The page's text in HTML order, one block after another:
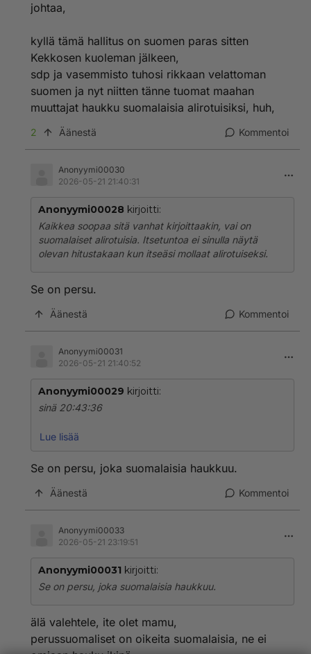
johtaa,
kyllä tämä hallitus on suomen paras sitten
Kekkosen kuoleman jälkeen,
sdp ja vasemmisto tuhosi rikkaan velattoman
suomen ja nyt niitten tänne tuomat maahan
muuttajat haukku suomalaisia alirotuisiksi, huh,
2 Äänestä Kommentoi
Anonyymi00030
2026-05-21 21:40:31
Anonyymi00028 kirjoitti:
Kaikkea soopaa sitä vanhat kirjoittaakin, vai on
suomalaiset alirotuisia. Itsetuntoa ei sinulla näytä
olevan hitustakaan kun itseäsi mollaat alirotuiseksi.
Se on persu.
Äänestä Kommentoi
Anonyymi00031
2026-05-21 21:40:52
Anonyymi00029 kirjoitti:
sinä 20:43:36
hei halooooo ei tuo ole suomalainen se on niitä maahan
tässä se nähdään mihin älytön maanan muutto johtaa,
kyllä tämä hallitus on suomen paras sitten Kekkosen
ja nyt niitten tänne tuomat maahan muuttajat haukku
suomalaisia alirotuisiksi, huh,
Lue lisää
Se on persu, joka suomalaisia haukkuu.
Äänestä Kommentoi
Anonyymi00033
2026-05-21 23:19:51
Anonyymi00031 kirjoitti:
Se on persu, joka suomalaisia haukkuu.
älä valehtele, ite olet mamu,
perussuomaliset on oikeita suomalaisia, ne ei